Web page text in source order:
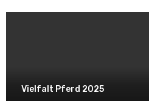
Vielfalt Pferd 2025